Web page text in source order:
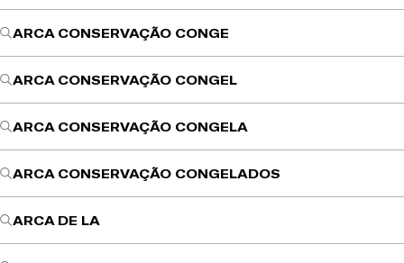
ARCA CONSERVAÇÃO CONGE
ARCA CONSERVAÇÃO CONGEL
ARCA CONSERVAÇÃO CONGELA
ARCA CONSERVAÇÃO CONGELADOS
ARCA DE LA